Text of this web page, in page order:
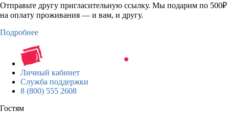
Отправьте другу пригласительную ссылку. Мы подарим по 500₽
на оплату проживания — и вам, и другу.
Подробнее
Личный кабинет
Служба поддержки
8 (800) 555 2608
Гостям